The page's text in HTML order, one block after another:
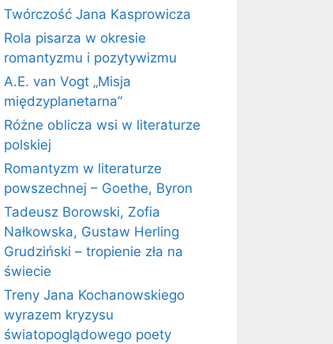
Twórczość Jana Kasprowicza
Rola pisarza w okresie
romantyzmu i pozytywizmu
A.E. van Vogt „Misja
międzyplanetarna”
Różne oblicza wsi w literaturze
polskiej
Romantyzm w literaturze
powszechnej – Goethe, Byron
Tadeusz Borowski, Zofia
Nałkowska, Gustaw Herling
Grudziński – tropienie zła na
świecie
Treny Jana Kochanowskiego
wyrazem kryzysu
światopoglądowego poety